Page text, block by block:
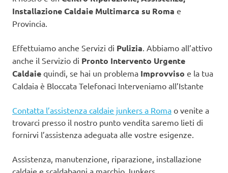
Installazione Caldaie Multimarca su Roma e
Provincia.
Effettuiamo anche Servizi di Pulizia . Abbiamo all’attivo
anche il Servizio di Pronto Intervento Urgente
Caldaie quindi, se hai un problema Improvviso e la tua
Caldaia è Bloccata Telefonaci Interveniamo all’Istante
Contatta l’assistenza caldaie junkers a Roma o venite a
trovarci presso il nostro punto vendita saremo lieti di
fornirvi l’assistenza adeguata alle vostre esigenze.
Assistenza, manutenzione, riparazione, installazione
caldaie e scaldabagni a marchio Junkers.